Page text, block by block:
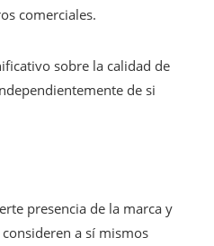
comerciales.
sobre la calidad de
de si
presencia de la marca y
a sí mismos